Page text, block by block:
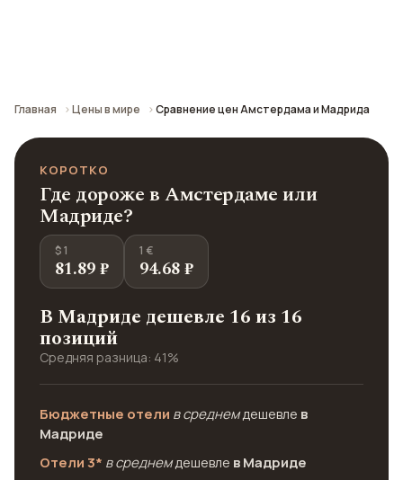
Главная Цены в мире Сравнение цен Амстердама и Мадрида
КОРОТКО
Где дороже в Амстердаме или
Мадриде?
$ 1
81.89 ₽
1 €
94.68 ₽
В Мадриде дешевле 16 из 16
позиций
Средняя разница: 41%
Бюджетные отели в среднемдешевле в
Мадриде
Отели 3* в среднемдешевле в Мадриде